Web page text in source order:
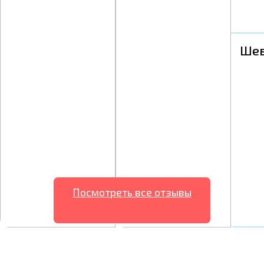
Посмотреть все отзывы